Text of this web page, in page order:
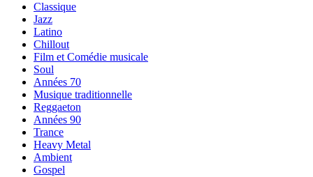
Classique
Jazz
Latino
Chillout
Film et Comédie musicale
Soul
Années 70
Musique traditionnelle
Reggaeton
Années 90
Trance
Heavy Metal
Ambient
Gospel